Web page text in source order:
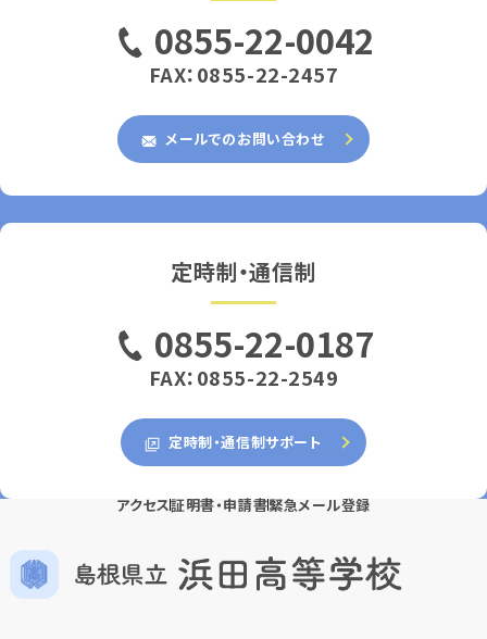
0855-22-0042
FAX：0855-22-2457
メールでのお問い合わせ
定時制・通信制
0855-22-0187
FAX：0855-22-2549
定時制・通信制サポート
アクセス証明書・申請書緊急メール登録